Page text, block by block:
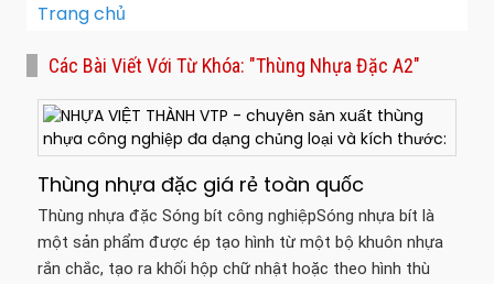
Trang chủ
Các Bài Viết Với Từ Khóa: "thùng Nhựa Đặc A2"
Thùng nhựa đặc giá rẻ toàn quốc
Thùng nhựa đặc Sóng bít công nghiệpSóng nhựa bít là
một sản phẩm được ép tạo hình từ một bộ khuôn nhựa
rắn chắc, tạo ra khối hộp chữ nhật hoặc theo hình thù